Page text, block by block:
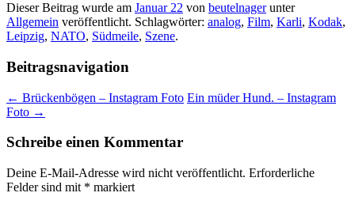
Dieser Beitrag wurde am Januar 22 von beutelnagerunter
Allgemein veröffentlicht. Schlagwörter: analog, Film, Karli, Kodak,
Leipzig, NATO, Südmeile, Szene.
Beitragsnavigation
← Brückenbögen – Instagram Foto Ein müder Hund. – Instagram
Foto →
Schreibe einen Kommentar
Deine E-Mail-Adresse wird nicht veröffentlicht. Erforderliche
Felder sind mit * markiert